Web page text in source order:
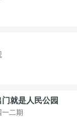
就是人民公园
一二期